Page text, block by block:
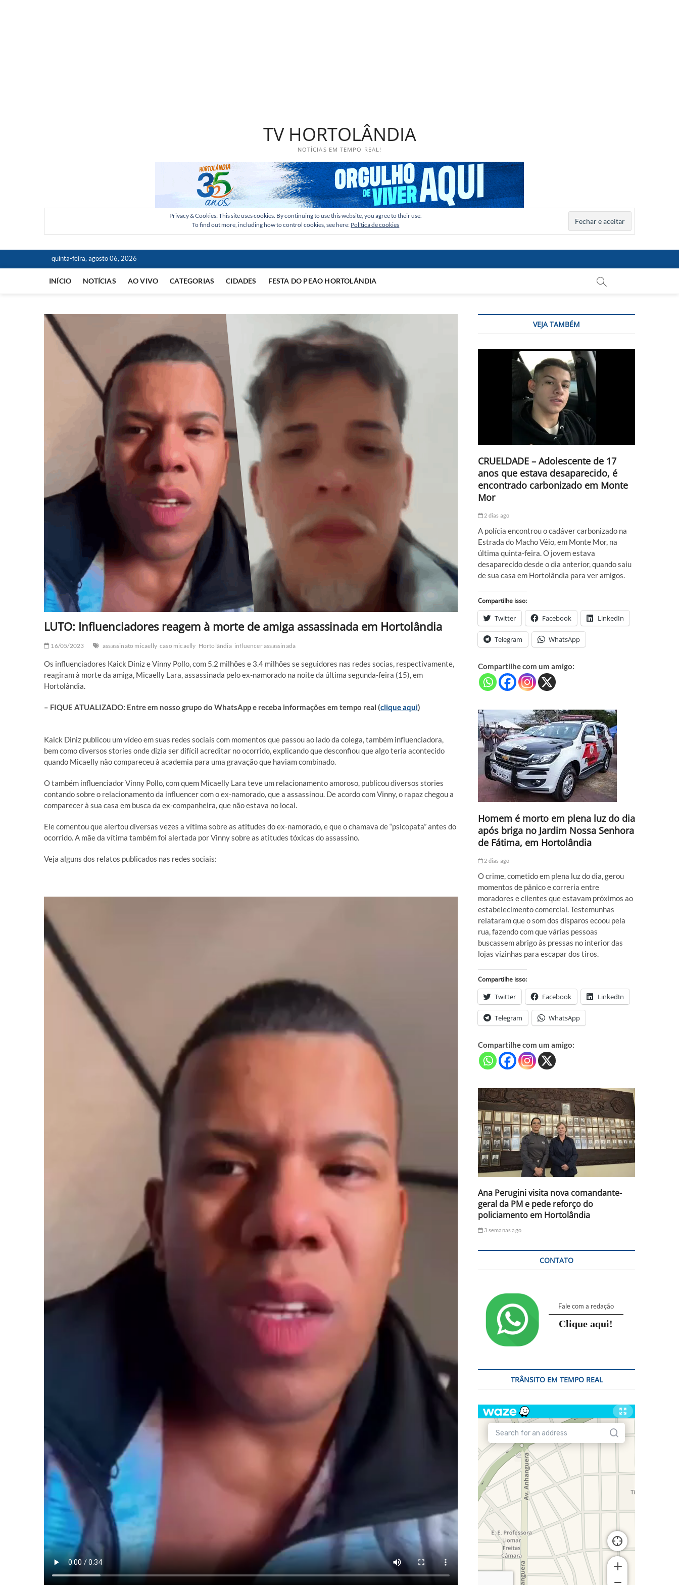
TV HORTOLÂNDIA
NOTÍCIAS EM TEMPO REAL!
Privacy & Cookies: This site uses cookies. By continuing to use this website, you agree to their use.
To find out more, including how to control cookies, see here: Política de cookies
quinta-feira, agosto 06, 2026
INÍCIO NOTÍCIAS AO VIVO CATEGORIAS CIDADES FESTA DO PEÃO HORTOLÂNDIA
LUTO: Influenciadores reagem à morte de amiga assassinada em Hortolândia
16/05/2023 assassinato micaelly caso micaelly Hortolândia influencer assassinada
Os influenciadores Kaick Diniz e Vinny Pollo, com 5.2 milhões e 3.4 milhões se seguidores nas redes socias, respectivamente,
reagiram à morte da amiga, Micaelly Lara, assassinada pelo ex-namorado na noite da última segunda-feira (15), em
Hortolândia.
– FIQUE ATUALIZADO: Entre em nosso grupo do WhatsApp e receba informações em tempo real (clique aqui)
Kaick Diniz publicou um vídeo em suas redes sociais com momentos que passou ao lado da colega, também influenciadora,
bem como diversos stories onde dizia ser difícil acreditar no ocorrido, explicando que desconfiou que algo teria acontecido
quando Micaelly não compareceu à academia para uma gravação que haviam combinado.
O também influenciador Vinny Pollo, com quem Micaelly Lara teve um relacionamento amoroso, publicou diversos stories
contando sobre o relacionamento da influencer com o ex-namorado, que a assassinou. De acordo com Vinny, o rapaz chegou a
comparecer à sua casa em busca da ex-companheira, que não estava no local.
Ele comentou que alertou diversas vezes a vítima sobre as atitudes do ex-namorado, e que o chamava de “psicopata” antes do
ocorrido. A mãe da vítima também foi alertada por Vinny sobre as atitudes tóxicas do assassino.
Veja alguns dos relatos publicados nas redes sociais:
VEJA TAMBÉM
CRUELDADE – Adolescente de 17
anos que estava desaparecido, é
encontrado carbonizado em Monte
Mor
2 dias ago
A polícia encontrou o cadáver carbonizado na
Estrada do Macho Véio, em Monte Mor, na
última quinta-feira. O jovem estava
desaparecido desde o dia anterior, quando saiu
de sua casa em Hortolândia para ver amigos.
Compartilhe isso:
Twitter Facebook LinkedIn
Telegram WhatsApp
Compartilhe com um amigo:
Homem é morto em plena luz do dia
após briga no Jardim Nossa Senhora
de Fátima, em Hortolândia
2 dias ago
O crime, cometido em plena luz do dia, gerou
momentos de pânico e correria entre
moradores e clientes que estavam próximos ao
estabelecimento comercial. Testemunhas
relataram que o som dos disparos ecoou pela
rua, fazendo com que várias pessoas
buscassem abrigo às pressas no interior das
lojas vizinhas para escapar dos tiros.
Compartilhe isso:
Twitter Facebook LinkedIn
Telegram WhatsApp
Compartilhe com um amigo:
Ana Perugini visita nova comandante-
geral da PM e pede reforço do
policiamento em Hortolândia
3 semanas ago
CONTATO
Fale com a redação
Clique aqui!
TRÂNSITO EM TEMPO REAL